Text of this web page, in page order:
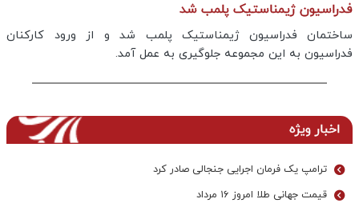
فدراسیون ژیمناستیک پلمب شد
ساختمان فدراسیون ژیمناستیک پلمب شد و از ورود کارکنان
فدراسیون به این مجموعه جلوگیری به عمل آمد.
اخبار ویژه
ترامپ یک فرمان اجرایی جنجالی صادر کرد
قیمت جهانی طلا امروز ۱۶ مرداد